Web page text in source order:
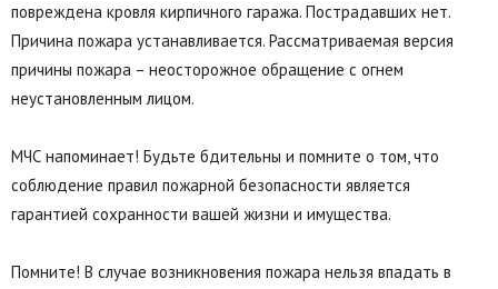
повреждена кровля кирпичного гаража. Пострадавших нет.
Причина пожара устанавливается. Рассматриваемая версия
причины пожара – неосторожное обращение с огнем
неустановленным лицом.
МЧС напоминает! Будьте бдительны и помните о том, что
соблюдение правил пожарной безопасности является
гарантией сохранности вашей жизни и имущества.
Помните! В случае возникновения пожара нельзя впадать в